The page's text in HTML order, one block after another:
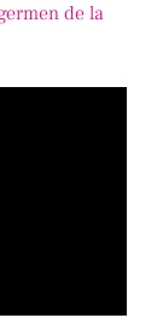
de la